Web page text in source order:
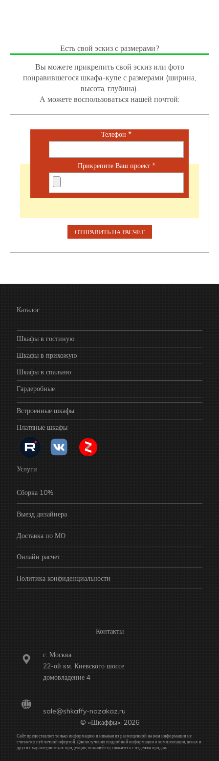
Есть свой эскиз с размерами?
Вы можете прикрепить свой эскиз или фото
понравившегося шкафа-купе с размерами (ширина,
высота, глубина).
А можете воспользоваться нашей почтой:
Телефон *
Прикрепите Ваш проект *
Каталог
Шкафы в гостиную
Шкафы в прихожую
Шкафы в спальню
Гардеробные
Встроенные шкафы
Платяные шкафы
Услуги
Сборка 10%
Выезд дизайнера
Доставка по МО
Онлайн расчет
Политика конфиденциальности
Контакты
г. Москва
22-ой км. Киевского шоссе
домовладение 4
sale@shkaffy-nazakaz.ru
© «Шкаффы», 2026
Сайт предоставляет только информацию и никакая из размещенной на нем информации не
считается публичной офертой. Для получения подробной информации о комплектации, ценах и
других характеристиках продукции, пожалуйста, свяжитесь с отделом продаж.